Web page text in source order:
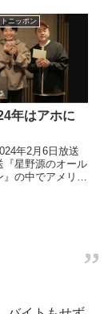
で歌う際に意識
していました。
ニッポン
年はアホに
年2月6日放送
『星野源のオール
』の中でアメリカ